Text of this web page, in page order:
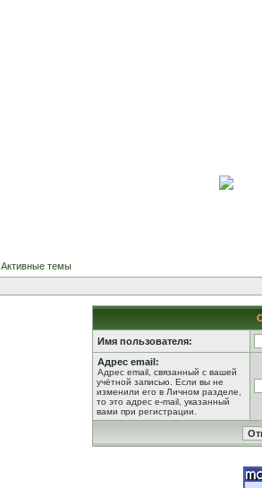
Активные темы
Имя пользователя:
Адрес email:
Адрес email, связанный с вашей
учётной записью. Если вы не
изменили его в Личном разделе,
то это адрес e-mail, указанный
вами при регистрации.